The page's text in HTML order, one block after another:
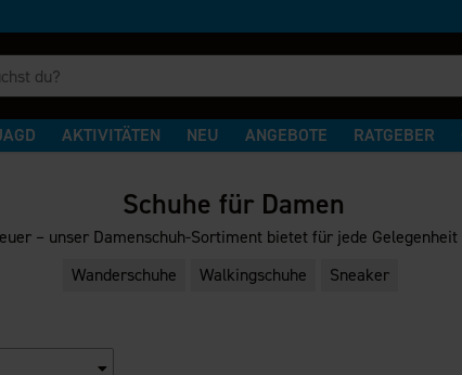
AKTIVITÄTEN NEU ANGEBOTE RATGEBER
Schuhe für Damen
– unser Damenschuh-Sortiment bietet für jede
Wanderschuhe
Walkingschuhe Sneaker